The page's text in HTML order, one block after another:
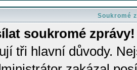
Soukromé
soukromé zprávy!
tři hlavní důvody.